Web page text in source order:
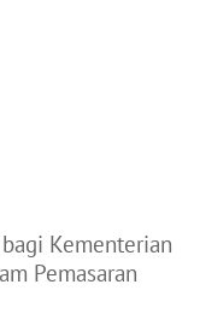
Kementerian
Pemasaran